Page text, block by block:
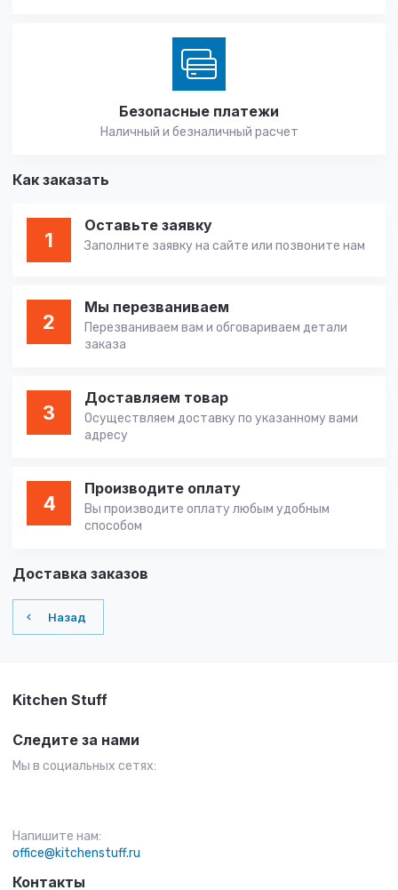
Безопасные платежи
Наличный и безналичный расчет
Как заказать
1
Оставьте заявку
Заполните заявку на сайте или позвоните нам
2
Мы перезваниваем
Перезваниваем вам и обговариваем детали
заказа
3
Доставляем товар
Осуществляем доставку по указанному вами
адресу
4
Производите оплату
Вы производите оплату любым удобным
способом
Доставка заказов
Назад
Kitchen Stuff
Следите за нами
Мы в социальных сетях:
Напишите нам:
office@kitchenstuff.ru
Контакты